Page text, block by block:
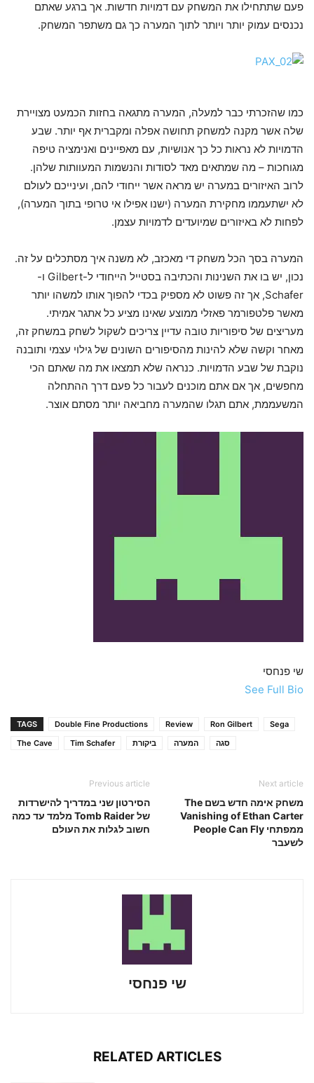
פעם שתתחילו את המשחק עם דמויות חדשות. אך ברגע שאתם
נכנסים עמוק יותר ויותר לתוך המערה כך גם משתפר המשחק.
כמו שהזכרתי כבר למעלה, המערה מתגאה בחזות הכמעט מצויירת
שלה אשר מקנה למשחק תחושה אפלה ומקברית אף יותר. שבע
הדמויות לא נראות כל כך אנושיות, עם מאפיינים ואנימציה טיפה
מגוחכות – מה שמתאים מאד לסודות והנשמות המעוותות שלהן.
לרוב האיזורים במערה יש מראה אשר ייחודי להם, ועינייכם לעולם
לא ישתעממו מחקירת המערה (ישנו אפילו אי טרופי בתוך המערה),
לפחות לא באיזורים שמיועדים לדמויות עצמן.
המערה בסך הכל משחק די מאכזב, לא משנה איך מסתכלים על זה.
נכון, יש בו את השנינות והכתיבה בסטייל הייחודי ל-Gilbert ו-
Schafer, אך זה פשוט לא מספיק בכדי להפוך אותו למשהו יותר
מאשר פלטפורמר פאזלי ממוצע שאינו מציע כל אתגר אמיתי.
מעריצים של סיפוריות טובה עדיין צריכים לשקול לשחק במשחק זה,
מאחר וקשה שלא להינות מהסיפורים השונים של גילוי עצמי ותובנה
נוקבת של שבע הדמויות. כנראה שלא תמצאו את מה שאתם הכי
מחפשים, אך אם אתם מוכנים לעבור כל פעם דרך ההתחלה
המשעממת, אתם תגלו שהמערה מחביאה יותר מסתם אוצר.
שי פנחסי
See Full Bio
TAGS Double Fine Productions Review Ron Gilbert
Sega
The Cave
Tim Schafer ביקורת המערה סגה
Previous article
הסירטון שני במדריך להישרדות
של Tomb Raider מלמד עד כמה
חשוב לגלות את העולם
Next article
משחק אימה חדש בשם The
Vanishing of Ethan Carter
ממפתחי People Can Fly
לשעבר
שי פנחסי
RELATED ARTICLES